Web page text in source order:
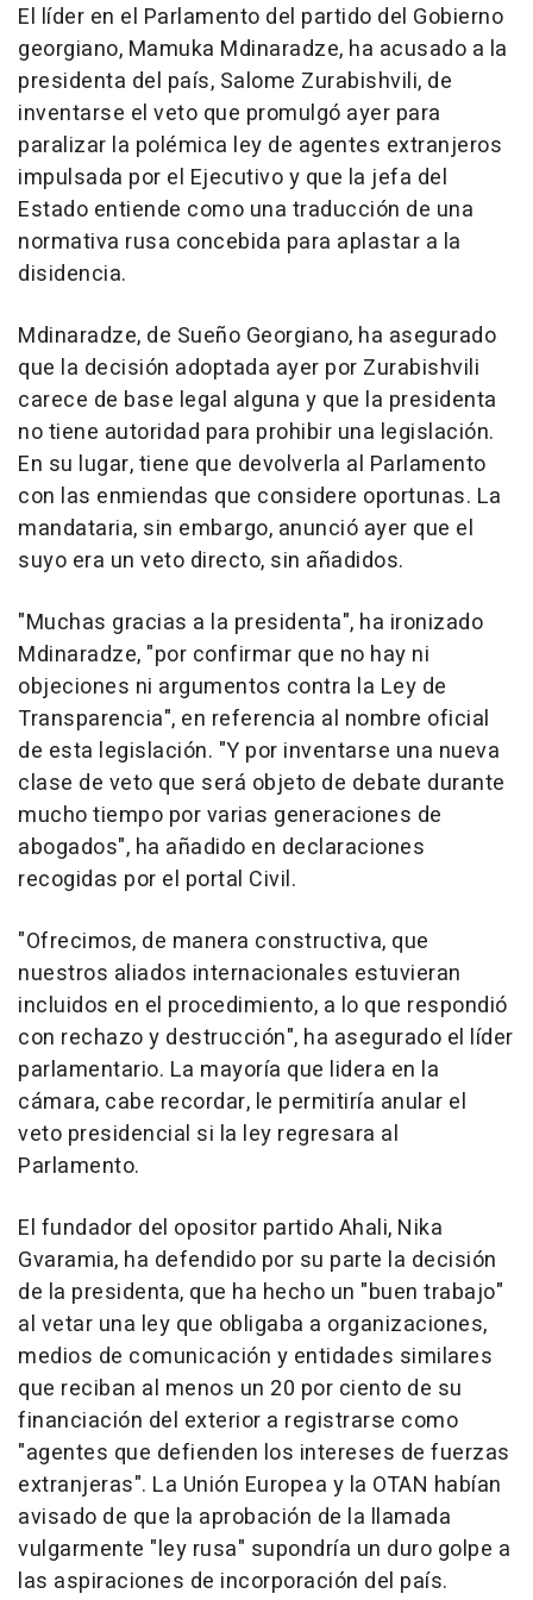
El líder en el Parlamento del partido del Gobierno
georgiano, Mamuka Mdinaradze, ha acusado a la
presidenta del país, Salome Zurabishvili, de
inventarse el veto que promulgó ayer para
paralizar la polémica ley de agentes extranjeros
impulsada por el Ejecutivo y que la jefa del
Estado entiende como una traducción de una
normativa rusa concebida para aplastar a la
disidencia.
Mdinaradze, de Sueño Georgiano, ha asegurado
que la decisión adoptada ayer por Zurabishvili
carece de base legal alguna y que la presidenta
no tiene autoridad para prohibir una legislación.
En su lugar, tiene que devolverla al Parlamento
con las enmiendas que considere oportunas. La
mandataria, sin embargo, anunció ayer que el
suyo era un veto directo, sin añadidos.
"Muchas gracias a la presidenta", ha ironizado
Mdinaradze, "por confirmar que no hay ni
objeciones ni argumentos contra la Ley de
Transparencia", en referencia al nombre oficial
de esta legislación. "Y por inventarse una nueva
clase de veto que será objeto de debate durante
mucho tiempo por varias generaciones de
abogados", ha añadido en declaraciones
recogidas por el portal Civil.
"Ofrecimos, de manera constructiva, que
nuestros aliados internacionales estuvieran
incluidos en el procedimiento, a lo que respondió
con rechazo y destrucción", ha asegurado el líder
parlamentario. La mayoría que lidera en la
cámara, cabe recordar, le permitiría anular el
veto presidencial si la ley regresara al
Parlamento.
El fundador del opositor partido Ahali, Nika
Gvaramia, ha defendido por su parte la decisión
de la presidenta, que ha hecho un "buen trabajo"
al vetar una ley que obligaba a organizaciones,
medios de comunicación y entidades similares
que reciban al menos un 20 por ciento de su
financiación del exterior a registrarse como
"agentes que defienden los intereses de fuerzas
extranjeras". La Unión Europea y la OTAN habían
avisado de que la aprobación de la llamada
vulgarmente "ley rusa" supondría un duro golpe a
las aspiraciones de incorporación del país.